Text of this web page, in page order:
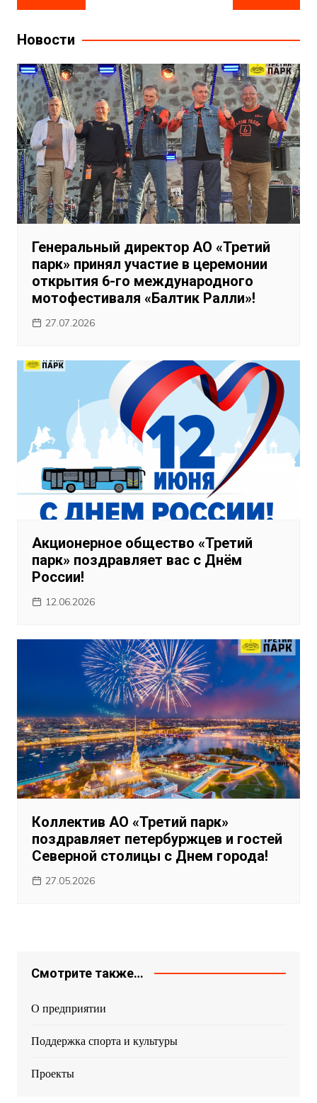
по
записям
Новости
Генеральный директор АО «Третий
парк» принял участие в церемонии
открытия 6-го международного
мотофестиваля «Балтик Ралли»!
27.07.2026
Акционерное общество «Третий
парк» поздравляет вас с Днём
России!
12.06.2026
Коллектив АО «Третий парк»
поздравляет петербуржцев и гостей
Северной столицы с Днем города!
27.05.2026
Смотрите также…
О предприятии
Поддержка спорта и культуры
Проекты